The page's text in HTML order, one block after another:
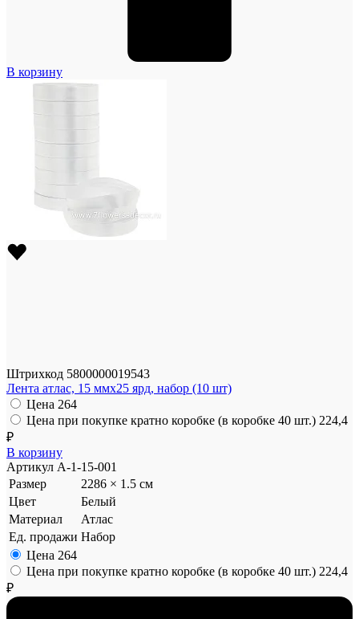
В корзину
Штрихкод 5800000019543
Лента атлас, 15 ммx25 ярд, набор (10 шт)
Цена 264
Цена при покупке кратно коробке (в коробке 40 шт.) 224,4
₽
В корзину
Артикул A-1-15-001
Размер
2286 × 1.5 см
Цвет
Белый
Материал
Атлас
Ед. продажи Набор
Цена 264
Цена при покупке кратно коробке (в коробке 40 шт.) 224,4
₽